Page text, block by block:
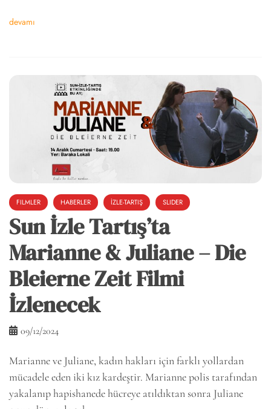
devamı
FILMLER HABERLER İZLE-TARTIŞ SLIDER
Sun İzle Tartış’ta
Marianne & Juliane – Die
Bleierne Zeit Filmi
İzlenecek
09/12/2024
Marianne ve Juliane, kadın hakları için farklı yollardan
mücadele eden iki kız kardeştir. Marianne polis tarafından
yakalanıp hapishanede hücreye atıldıktan sonra Juliane